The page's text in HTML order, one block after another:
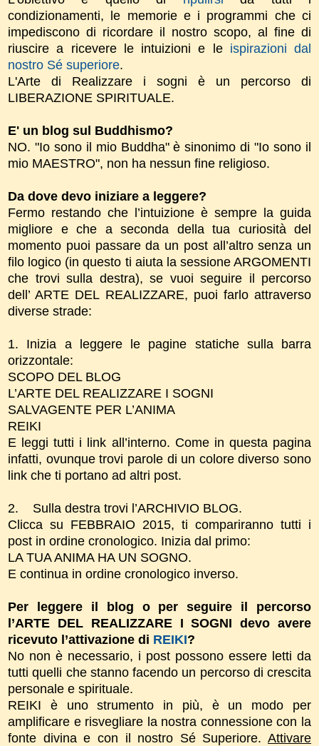
condizionamenti, le memorie e i programmi che ci
impediscono di ricordare il nostro scopo, al fine di
riuscire a ricevere le intuizioni e le ispirazioni dal
nostro Sé superiore.
L'Arte di Realizzare i sogni è un percorso di
LIBERAZIONE SPIRITUALE.
E' un blog sul Buddhismo?
NO. "Io sono il mio Buddha" è sinonimo di "Io sono il
mio MAESTRO", non ha nessun fine religioso.
Da dove devo iniziare a leggere?
Fermo restando che l’intuizione è sempre la guida
migliore e che a seconda della tua curiosità del
momento puoi passare da un post all’altro senza un
filo logico (in questo ti aiuta la sessione ARGOMENTI
che trovi sulla destra), se vuoi seguire il percorso
dell’ ARTE DEL REALIZZARE, puoi farlo attraverso
diverse strade:
1. Inizia a leggere le pagine statiche sulla barra
orizzontale:
SCOPO DEL BLOG
L’ARTE DEL REALIZZARE I SOGNI
SALVAGENTE PER L’ANIMA
REIKI
E leggi tutti i link all’interno. Come in questa pagina
infatti, ovunque trovi parole di un colore diverso sono
link che ti portano ad altri post.
2.
Sulla destra trovi l’ARCHIVIO BLOG.
Clicca su FEBBRAIO 2015, ti compariranno tutti i
post in ordine cronologico. Inizia dal primo:
LA TUA ANIMA HA UN SOGNO.
E continua in ordine cronologico inverso.
Per leggere il blog o per seguire il percorso
l’ARTE DEL REALIZZARE I SOGNI devo avere
ricevuto l’attivazione di REIKI?
No non è necessario, i post possono essere letti da
tutti quelli che stanno facendo un percorso di crescita
personale e spirituale.
REIKI è uno strumento in più, è un modo per
amplificare e risvegliare la nostra connessione con la
fonte divina e con il nostro Sé Superiore. Attivare